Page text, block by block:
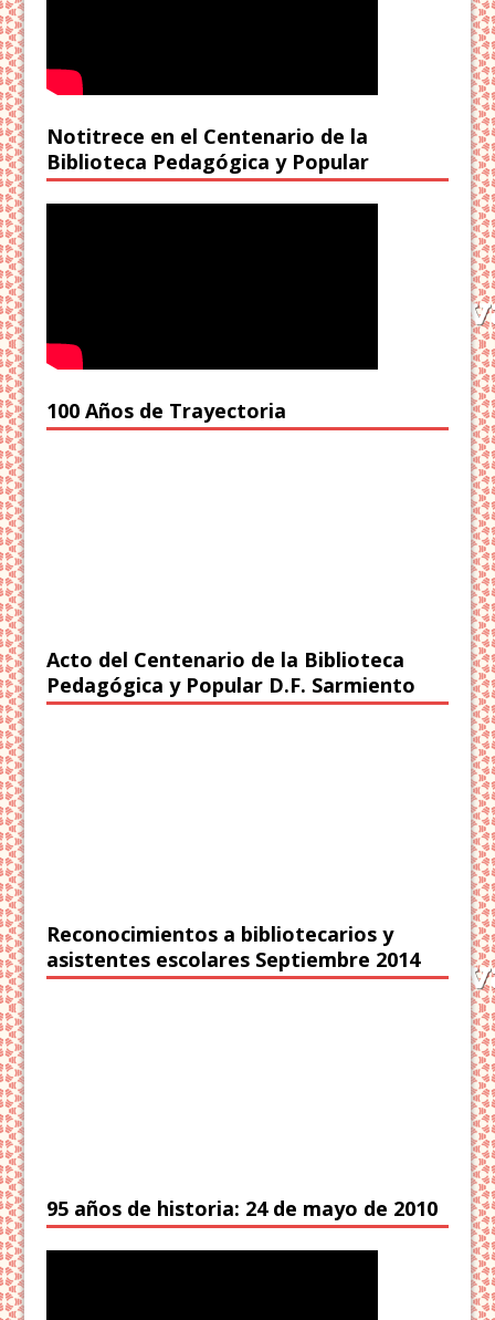
Notitrece en el Centenario de la
Biblioteca Pedagógica y Popular
100 Años de Trayectoria
Acto del Centenario de la Biblioteca
Pedagógica y Popular D.F. Sarmiento
Reconocimientos a bibliotecarios y
asistentes escolares Septiembre 2014
95 años de historia: 24 de mayo de 2010